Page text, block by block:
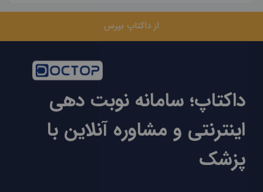
از داکتاپ بپرس
داکتاپ؛ سامانه نوبت دهی
اینترنتی و مشاوره آنلاین با
پزشک